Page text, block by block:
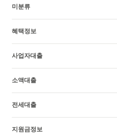
미분류
혜택정보
사업자대출
소액대출
전세대출
지원금정보